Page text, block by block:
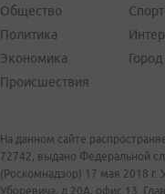
Общество
Политика
Экономика
Происшествия
Спорт
На данном сайте
72742, выдано Федеральной
(Роскомнадзор) 17 мая 2018
Уборевича, д.20А, офис 13.